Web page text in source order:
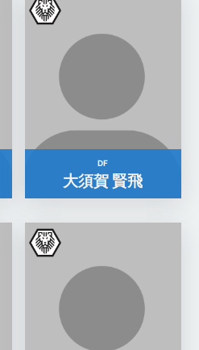
DF
大須賀 賢飛